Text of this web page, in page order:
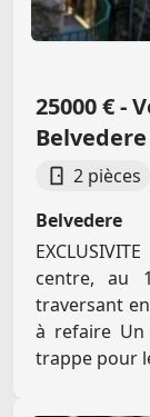
25000 € -
Belvedere
2 pièces
Belvedere
centre, au
traversant
à refaire Un
trappe pour